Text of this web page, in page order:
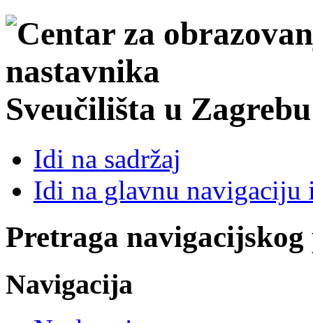
Sveučilišta u Zagrebu
Idi na sadržaj
Idi na glavnu navigaciju
Pretraga
Navigacija